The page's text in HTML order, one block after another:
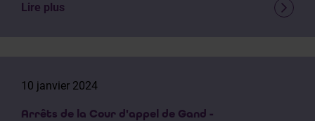
Lire plus
10 janvier 2024
Arrêts de la Cour d'appel de Gand -